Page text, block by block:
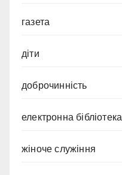
газета
діти
доброчинність
електронна бібліотека
жіноче служіння